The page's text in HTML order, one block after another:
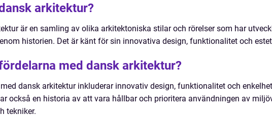
arkitektur?
är en samling av olika arkitektoniska stilar och rörelser som har
historien. Det är känt för sin innovativa design, funktionalitet och
med dansk arkitektur?
dansk arkitektur inkluderar innovativ design, funktionalitet och
också en historia av att vara hållbar och prioritera användningen av
tekniker.